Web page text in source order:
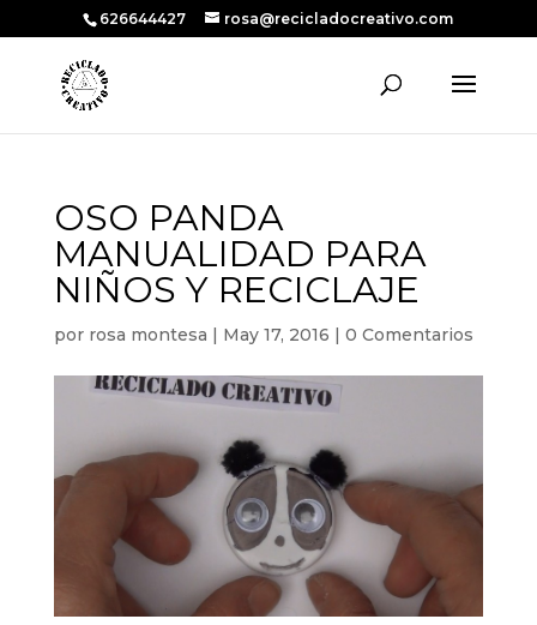
626644427 rosa@recicladocreativo.com
OSO PANDA
MANUALIDAD PARA
NIÑOS Y RECICLAJE
por rosa montesa | May 17, 2016 | 0 Comentarios